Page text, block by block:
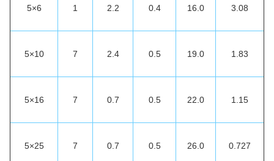
5×6 1 2.2 0.4 16.0 3.08
5×10 7 2.4 0.5 19.0 1.83
5×16 7 0.7 0.5 22.0 1.15
5×25 7 0.7 0.5 26.0 0.727